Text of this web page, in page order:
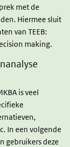
met de
Hiermee sluit
van TEEB:
making.
is veel
In een volgende
gebruikers deze